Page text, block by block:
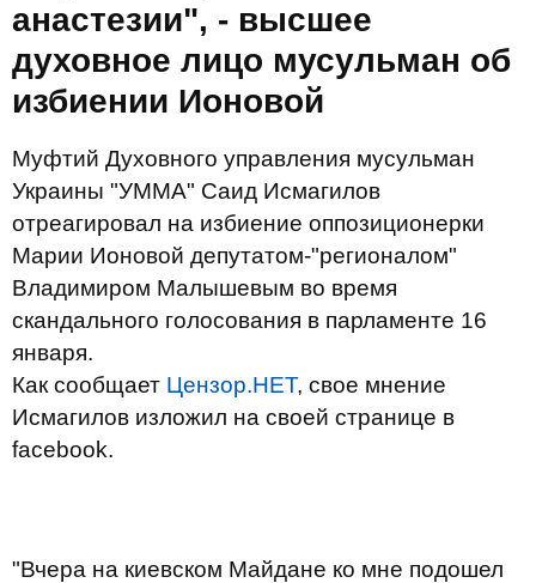
анастезии", - высшее
духовное лицо мусульман об
избиении Ионовой
Муфтий Духовного управления мусульман
Украины "УММА" Саид Исмагилов
отреагировал на избиение оппозиционерки
Марии Ионовой депутатом-"регионалом"
Владимиром Малышевым во время
скандального голосования в парламенте 16
января.
Как сообщает Цензор.НЕТ, свое мнение
Исмагилов изложил на своей странице в
facebook.
"Вчера на киевском Майдане ко мне подошел